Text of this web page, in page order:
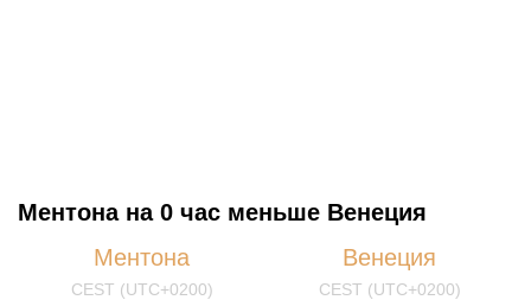
Ментона на 0 час меньше Венеция
Ментона
CEST (UTC+0200)
Венеция
CEST (UTC+0200)